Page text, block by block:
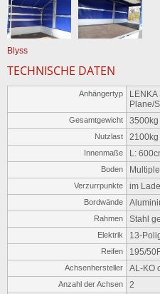
Blyss
TECHNISCHE DATEN
Anhängertyp
Plane/
Gesamtgewicht 3500kg
Nutzlast 2100kg
Innenmaße L:
Boden
Verzurrpunkte im
Bordwände
Rahmen Stahl
Elektrik 13-
Reifen 195/
Achsenhersteller AL-KO
Anzahl der Achsen 2